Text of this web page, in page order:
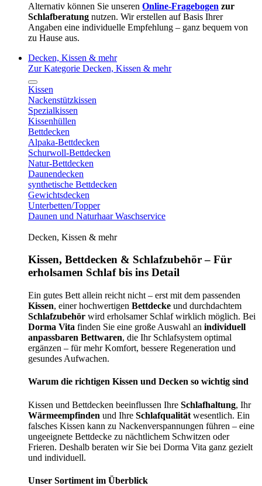
Alternativ können Sie unseren Online-Fragebogen zur
Schlafberatung nutzen. Wir erstellen auf Basis Ihrer
Angaben eine individuelle Empfehlung – ganz bequem von
zu Hause aus.
Decken, Kissen & mehr
Zur Kategorie Decken, Kissen & mehr
Kissen
Nackenstützkissen
Spezialkissen
Kissenhüllen
Bettdecken
Alpaka-Bettdecken
Schurwoll-Bettdecken
Natur-Bettdecken
Daunendecken
synthetische Bettdecken
Gewichtsdecken
Unterbetten/Topper
Daunen und Naturhaar Waschservice
Decken, Kissen & mehr
Kissen, Bettdecken & Schlafzubehör – Für
erholsamen Schlaf bis ins Detail
Ein gutes Bett allein reicht nicht – erst mit dem passenden
Kissen, einer hochwertigen Bettdecke und durchdachtem
Schlafzubehör wird erholsamer Schlaf wirklich möglich. Bei
Dorma Vita finden Sie eine große Auswahl an individuell
anpassbaren Bettwaren, die Ihr Schlafsystem optimal
ergänzen – für mehr Komfort, bessere Regeneration und
gesundes Aufwachen.
Warum die richtigen Kissen und Decken so wichtig sind
Kissen und Bettdecken beeinflussen Ihre Schlafhaltung, Ihr
Wärmeempfinden und Ihre Schlafqualität wesentlich. Ein
falsches Kissen kann zu Nackenverspannungen führen – eine
ungeeignete Bettdecke zu nächtlichem Schwitzen oder
Frieren. Deshalb beraten wir Sie bei Dorma Vita ganz gezielt
und individuell.
Unser Sortiment im Überblick